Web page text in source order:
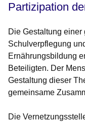
Partizipation
Die Gestaltung
Schulverpflegung
Ernährungsbildung
Beteiligten. Der
Gestaltung dieser
gemeinsame
Die